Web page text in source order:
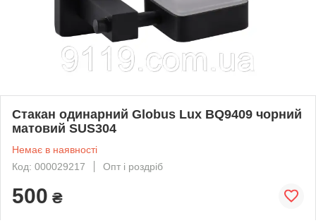
Стакан одинарний Globus Lux BQ9409 чорний
матовий SUS304
Немає в наявності
Код: 000029217
Опт і роздріб
500 ₴